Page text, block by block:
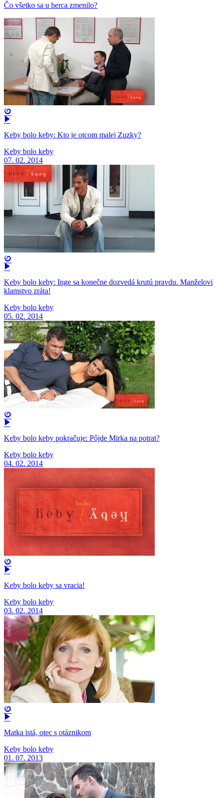
Čo všetko sa u herca zmenilo?
Keby bolo keby: Kto je otcom malej Zuzky?
Keby bolo keby
07. 02. 2014
Keby bolo keby: Inge sa konečne dozvedá krutú pravdu. Manželovi
klamstvo zráta!
Keby bolo keby
05. 02. 2014
Keby bolo keby pokračuje: Pôjde Mirka na potrat?
Keby bolo keby
04. 02. 2014
Keby bolo keby sa vracia!
Keby bolo keby
03. 02. 2014
Matka istá, otec s otáznikom
Keby bolo keby
01. 07. 2013